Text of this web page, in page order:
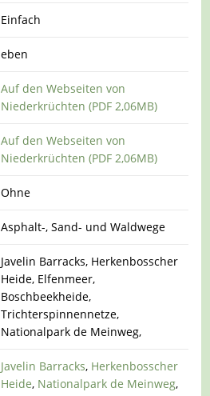
Einfach
eben
Auf den Webseiten von
Niederkrüchten (PDF 2,06MB)
Auf den Webseiten von
Niederkrüchten (PDF 2,06MB)
Ohne
Asphalt-, Sand- und Waldwege
Javelin Barracks, Herkenbosscher
Heide, Elfenmeer,
Boschbeekheide,
Trichterspinnennetze,
Nationalpark de Meinweg,
Javelin Barracks, Herkenbosscher
Heide, Nationalpark de Meinweg,